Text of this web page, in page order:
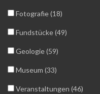
Fotografie (18)
Fundstücke (49)
Geologie (59)
Museum (33)
Veranstaltungen (46)